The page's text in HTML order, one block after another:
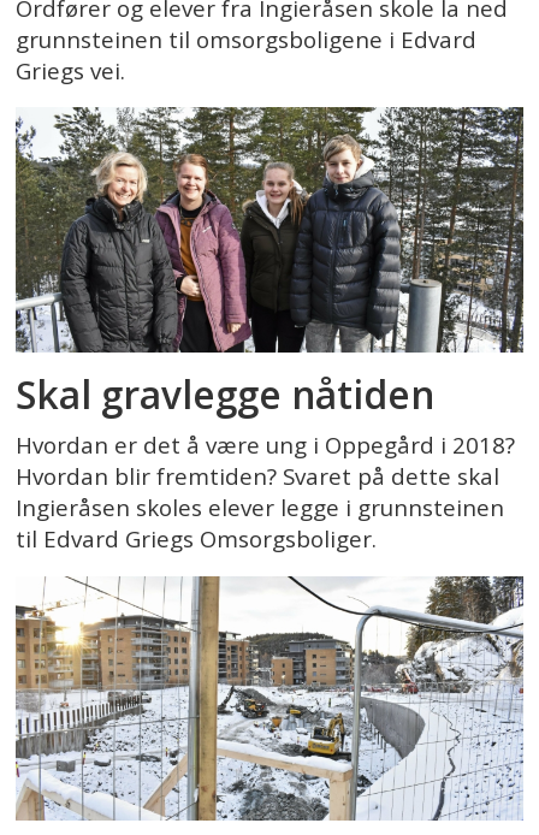
Ordfører og elever fra Ingieråsen skole la ned
grunnsteinen til omsorgsboligene i Edvard
Griegs vei.
Skal gravlegge nåtiden
Hvordan er det å være ung i Oppegård i 2018?
Hvordan blir fremtiden? Svaret på dette skal
Ingieråsen skoles elever legge i grunnsteinen
til Edvard Griegs Omsorgsboliger.